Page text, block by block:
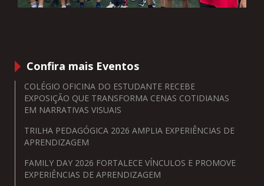
Confira mais Eventos
COLÉGIO OFICINA DO ESTUDANTE RECEBE
EXPOSIÇÃO QUE TRANSFORMA CENAS COTIDIANAS
EM NARRATIVAS VISUAIS
TRILHA PEDAGÓGICA 2026 AMPLIA EXPERIÊNCIAS DE
APRENDIZAGEM
FAMILY DAY 2026 FORTALECE VÍNCULOS E PROMOVE
EXPERIÊNCIAS DE APRENDIZAGEM